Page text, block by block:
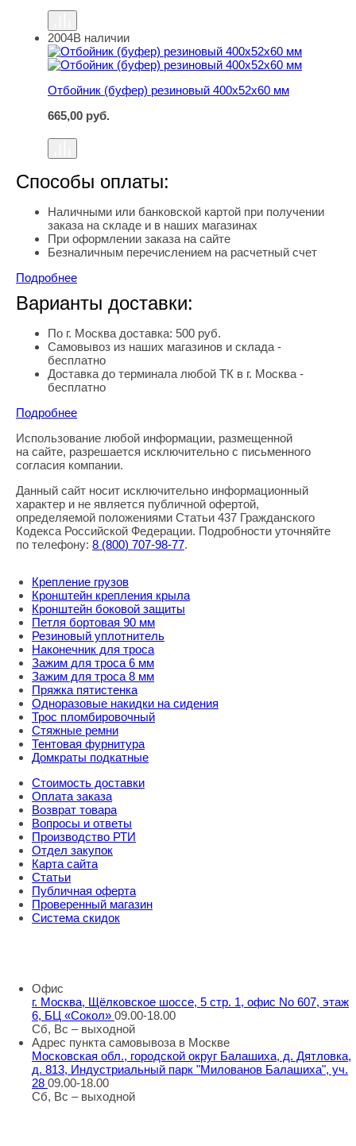
Отбойник (буфер) резиновый 400х52х60 мм
2004В наличии
Отбойник (буфер) резиновый 400х52х60 мм
665,00 руб.
Способы оплаты:
Наличными или банковской картой при получении
заказа на складе и в наших магазинах
При оформлении заказа на сайте
Безналичным перечислением на расчетный счет
Подробнее
Варианты доставки:
По г. Москва доставка: 500 руб.
Самовывоз из наших магазинов и склада -
бесплатно
Доставка до терминала любой ТК в г. Москва -
бесплатно
Подробнее
Правовая информация
Использование любой информации, размещенной
на сайте, разрешается исключительно с письменного
согласия компании.
Данный сайт носит исключительно информационный
характер и не является публичной офертой,
определяемой положениями Статьи 437 Гражданского
Кодекса Российской Федерации. Подробности уточняйте
по телефону: 8 (800) 707-98-77.
Крепление грузов
Кронштейн крепления крыла
Кронштейн боковой защиты
Петля бортовая 90 мм
Резиновый уплотнитель
Наконечник для троса
Зажим для троса 6 мм
Зажим для троса 8 мм
Пряжка пятистенка
Одноразовые накидки на сидения
Трос пломбировочный
Стяжные ремни
Тентовая фурнитура
Домкраты подкатные
Стоимость доставки
Оплата заказа
Возврат товара
Вопросы и ответы
Производство РТИ
Отдел закупок
Карта сайта
Статьи
Публичная оферта
Проверенный магазин
Система скидок
Офис
г. Москва, Щёлковское шоссе, 5 стр. 1, офис No 607, этаж
6, БЦ «Сокол» 09.00-18.00
Сб, Вс – выходной
Адрес пункта самовывоза в Москве
Московская обл., городской округ Балашиха, д. Дятловка,
д. 813, Индустриальный парк "Милованов Балашиха", уч.
28 09.00-18.00
Сб, Вс – выходной